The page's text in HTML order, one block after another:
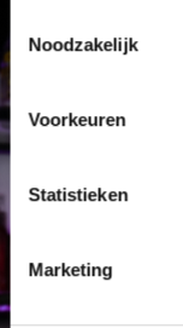
Noodzakelijk
Voorkeuren
Statistieken
Marketing
TEAM
Bij Easzy
levering.
Veel bedrijven